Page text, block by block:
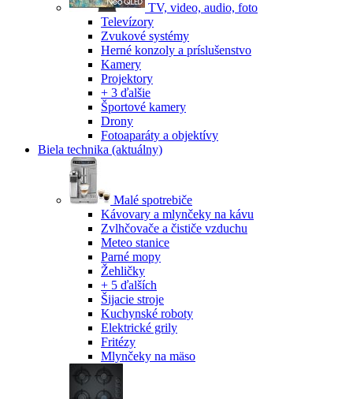
TV, video, audio, foto
Televízory
Zvukové systémy
Herné konzoly a príslušenstvo
Kamery
Projektory
+ 3 ďalšie
Športové kamery
Drony
Fotoaparáty a objektívy
Biela technika (aktuálny)
Malé spotrebiče
Kávovary a mlynčeky na kávu
Zvlhčovače a čističe vzduchu
Meteo stanice
Parné mopy
Žehličky
+ 5 ďalších
Šijacie stroje
Kuchynské roboty
Elektrické grily
Fritézy
Mlynčeky na mäso